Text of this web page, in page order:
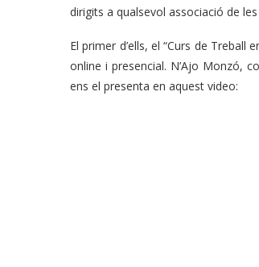
dirigits a qualsevol associació de
El primer d’ells, el “Curs de
online i presencial. N’Ajo Monzó,
ens el presenta en aquest video: